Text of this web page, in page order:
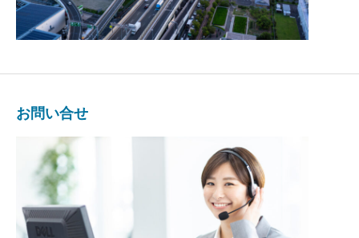
お問い合せ